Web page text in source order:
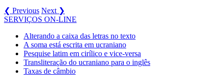
❮ Previous Next ❯
SERVIÇOS ON-LINE
Alterando a caixa das letras no texto
A soma está escrita em ucraniano
Pesquise latim em cirílico e vice-versa
Transliteração do ucraniano para o inglês
Taxas de câmbio